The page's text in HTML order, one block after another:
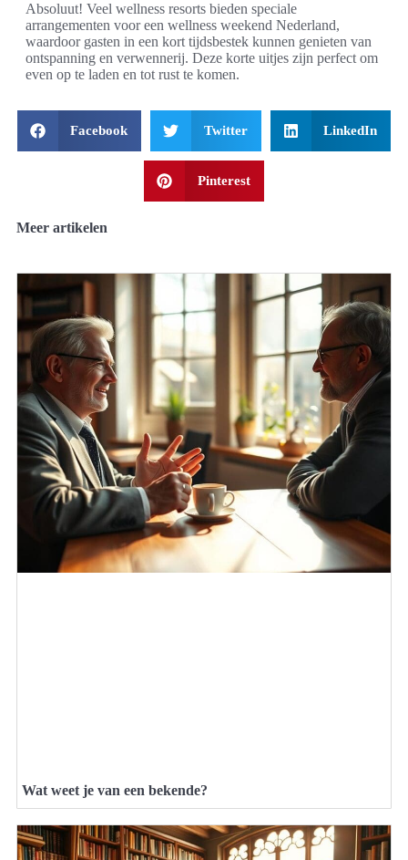
Absoluut! Veel wellness resorts bieden speciale
arrangementen voor een wellness weekend Nederland,
waardoor gasten in een kort tijdsbestek kunnen genieten van
ontspanning en verwennerij. Deze korte uitjes zijn perfect om
even op te laden en tot rust te komen.
Facebook Twitter LinkedIn
Pinterest
Meer artikelen
Wat weet je van een bekende?